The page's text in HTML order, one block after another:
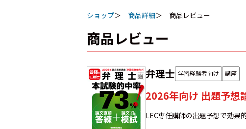
ショップ 商品詳細 商品レビュー
商品レビュー
弁理士 学習経験者向け 講座
2026年向け 出題予想
LEC専任講師の出題予想で効果